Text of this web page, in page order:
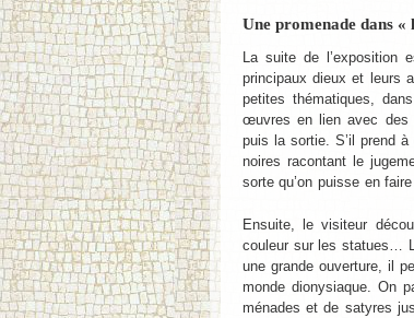
Une promenade dans «
La suite de l’exposition
principaux dieux et leurs
petites thématiques,
œuvres en lien avec des
puis la sortie. S’il prend
noires racontant le
sorte qu’on puisse en
Ensuite, le visiteur
couleur sur les statues…
une grande ouverture, il
monde dionysiaque. On
ménades et de satyres